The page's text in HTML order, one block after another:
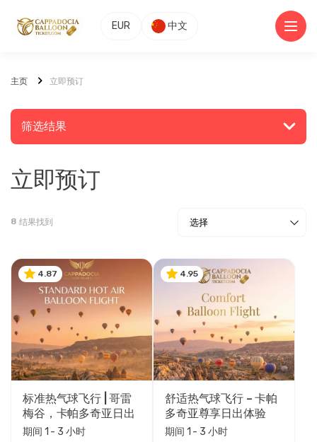
EUR 中文
主页 立即预订
筛选结果
搜索地点或活动
发现
价格范围
0EUR 3471 EUR +
一圈持续时间
立即预订
8 结果找到
4.87
标准热气球飞行 | 哥雷
梅谷，卡帕多奇亚日出
期间 1 - 3 小时
4.95
舒适热气球飞行 – 卡帕
多奇亚尊享日出体验
期间 1 - 3 小时